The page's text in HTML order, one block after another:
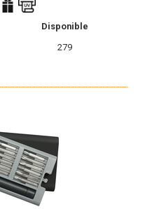
Disponible
279